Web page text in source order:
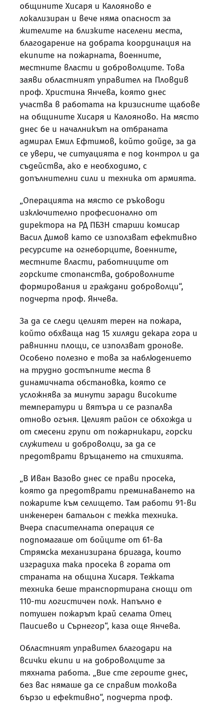
общините Хисаря и Калояново е
локализиран и вече няма опасност за
жителите на близките населени места,
благодарение на добрата координация на
екипите на пожарната, военните,
местните власти и доброволците. Това
заяви областният управител на Пловдив
проф. Христина Янчева, която днес
участва в работата на кризисните щабове
на общините Хисаря и Калояново. На място
днес бе и началникът на отбраната
адмирал Емил Ефтимов, който дойде, за да
се увери, че ситуацията е под контрол и да
съдейства, ако е необходимо, с
допълнителни сили и техника от армията.
„Операцията на място се ръководи
изключително професионално от
директора на РД ПБЗН старши комисар
Васил Димов като се използват ефективно
ресурсите на огнеборците, военните,
местните власти, работниците от
горските стопанства, доброволните
формирования и граждани доброволци“,
подчерта проф. Янчева.
За да се следи целият терен на пожара,
който обхваща над 15 хиляди декара гора и
равнинни площи, се използват дронове.
Особено полезно е това за наблюдението
на трудно достъпните места в
динамичната обстановка, която се
усложнява за минути заради високите
температури и вятъра и се разпалва
отново огъня. Целият район се обхожда и
от смесени групи от пожарникари, горски
служители и доброволци, за да се
предотврати връщането на стихията.
„В Иван Вазово днес се прави просека,
която да предотврати преминаването на
пожарите към селището. Там работи 91-ви
инженерен батальон с тежка техника.
Вчера спасителната операция се
подпомагаше от бойците от 61-ва
Стрямска механизирана бригада, които
изградиха така просека в гората от
страната на община Хисаря. Тежката
техника беше транспортирана снощи от
110-ти логистичен полк. Напълно е
потушен пожарът край селата Отец
Паисиево и Сърнегор“, каза още Янчева.
Областният управител благодари на
всички екипи и на доброволците за
тяхната работа. „Вие сте героите днес,
без вас нямаше да се справим толкова
бързо и ефективно“, подчерта проф.